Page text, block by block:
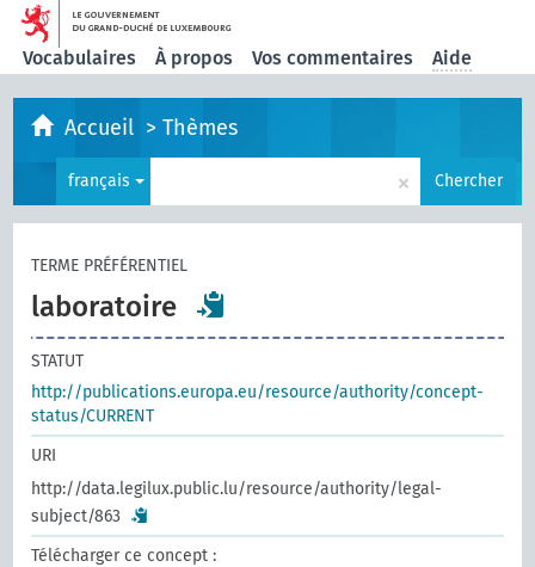
Vocabulaires À propos Vos commentaires Aide
Accueil >Thèmes
français × Chercher
TERME PRÉFÉRENTIEL
laboratoire
STATUT
http://publications.europa.eu/resource/authority/concept-
status/CURRENT
URI
http://data.legilux.public.lu/resource/authority/legal-
subject/863
Télécharger ce concept :